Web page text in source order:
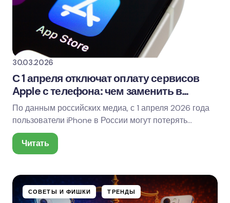
30.03.2026
С 1 апреля отключат оплату сервисов
Apple с телефона: чем заменить в
России
По данным российских медиа, с 1 апреля 2026 года
пользователи iPhone в России могут потерять
возможность пополнять баланс Apple ID и…
Читать
СОВЕТЫ И ФИШКИ ТРЕНДЫ